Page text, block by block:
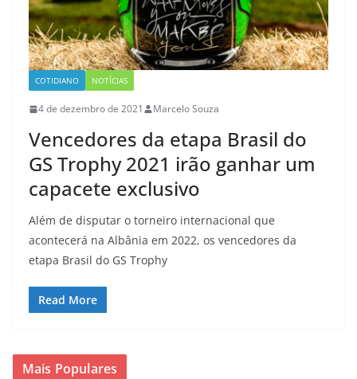
COTIDIANO NOTÍCIAS
4 de dezembro de 2021 Marcelo Souza
Vencedores da etapa Brasil do
GS Trophy 2021 irão ganhar um
capacete exclusivo
Além de disputar o torneiro internacional que
acontecerá na Albânia em 2022, os vencedores da
etapa Brasil do GS Trophy
Read More
Mais Populares